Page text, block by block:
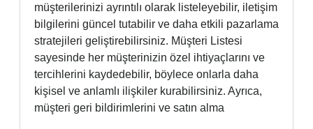
müşterilerinizi ayrıntılı olarak listeleyebilir, iletişim
bilgilerini güncel tutabilir ve daha etkili pazarlama
stratejileri geliştirebilirsiniz. Müşteri Listesi
sayesinde her müşterinizin özel ihtiyaçlarını ve
tercihlerini kaydedebilir, böylece onlarla daha
kişisel ve anlamlı ilişkiler kurabilirsiniz. Ayrıca,
müşteri geri bildirimlerini ve satın alma